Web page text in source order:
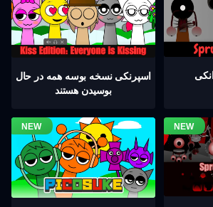
اسپرنکی نسخه بوسه همه در حال
بوسیدن هستند